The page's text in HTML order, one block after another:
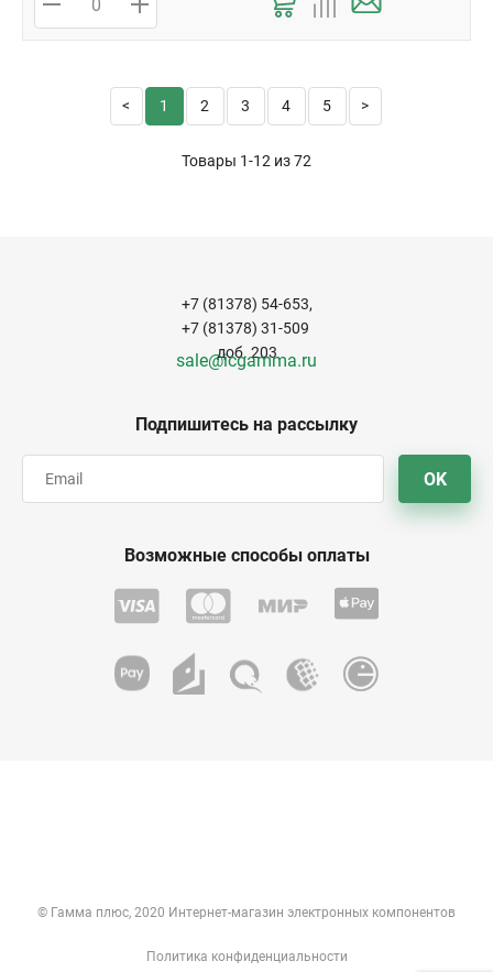
1 2 3 4 5
Товары 1-12 из72
Подпишитесь на рассылку
OK
+7 (81378) 54-653,
+7 (81378) 31-509
доб. 203
sale@icgamma.ru
Возможные способы оплаты
© Гамма плюс, 2020 Интернет-магазин электронных компонентов
Политика конфиденциальности